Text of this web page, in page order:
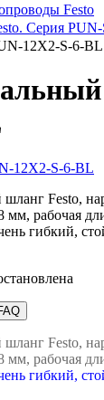
Festo
Серия PUN-
12X2-S-6-BL
Festo,
рабочая
гибкий,
Festo,
рабочая
гибкий,